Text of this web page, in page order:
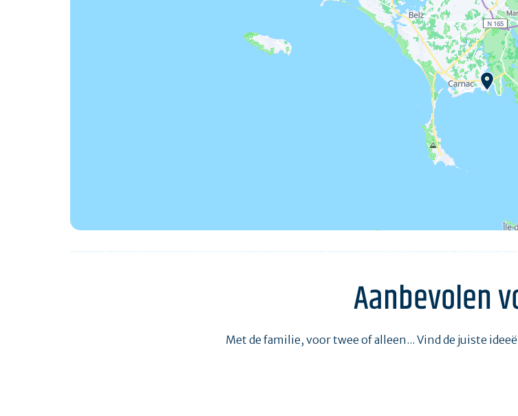
Aanbevolen
Met de familie, voor twee of alleen... Vind de juiste